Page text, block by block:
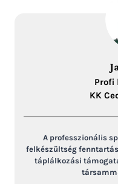
Profi
KK
A professzionális
felkészültség
táplálkozási